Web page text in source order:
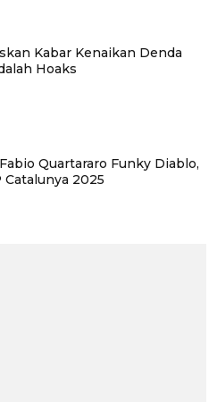
Kabar Kenaikan Denda
Hoaks
Quartararo Funky Diablo,
2025